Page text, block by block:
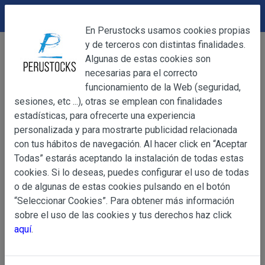
Productos Frescos
Lácticos
Queso Costeño Nativo 300g
OBJETO
Información
Básica
sobre
de Datos
OBJETO
Las presentes Condiciones Generales regulan la
web www.perustocks.es, del que es titular ALBERT
YACARINE (en adelante, PERUSTOCKS).
La adquisición de cualesquiera de los productos
DEVOLUCIONES
En Perustocks usamos cookies propias
y de terceros con distintas finalidades.
Algunas de estas cookies son
necesarias para el correcto
funcionamiento de la Web (seguridad,
sesiones, etc ...), otras se emplean con finalidades
estadísticas, para ofrecerte una experiencia
personalizada y para mostrarte publicidad relacionada
con tus hábitos de navegación. Al hacer click en “Aceptar
Todas” estarás aceptando la instalación de todas estas
cookies. Si lo deseas, puedes configurar el uso de todas
o de algunas de estas cookies pulsando en el botón
“Seleccionar Cookies”. Para obtener más información
sobre el uso de las cookies y tus derechos haz click
aquí.